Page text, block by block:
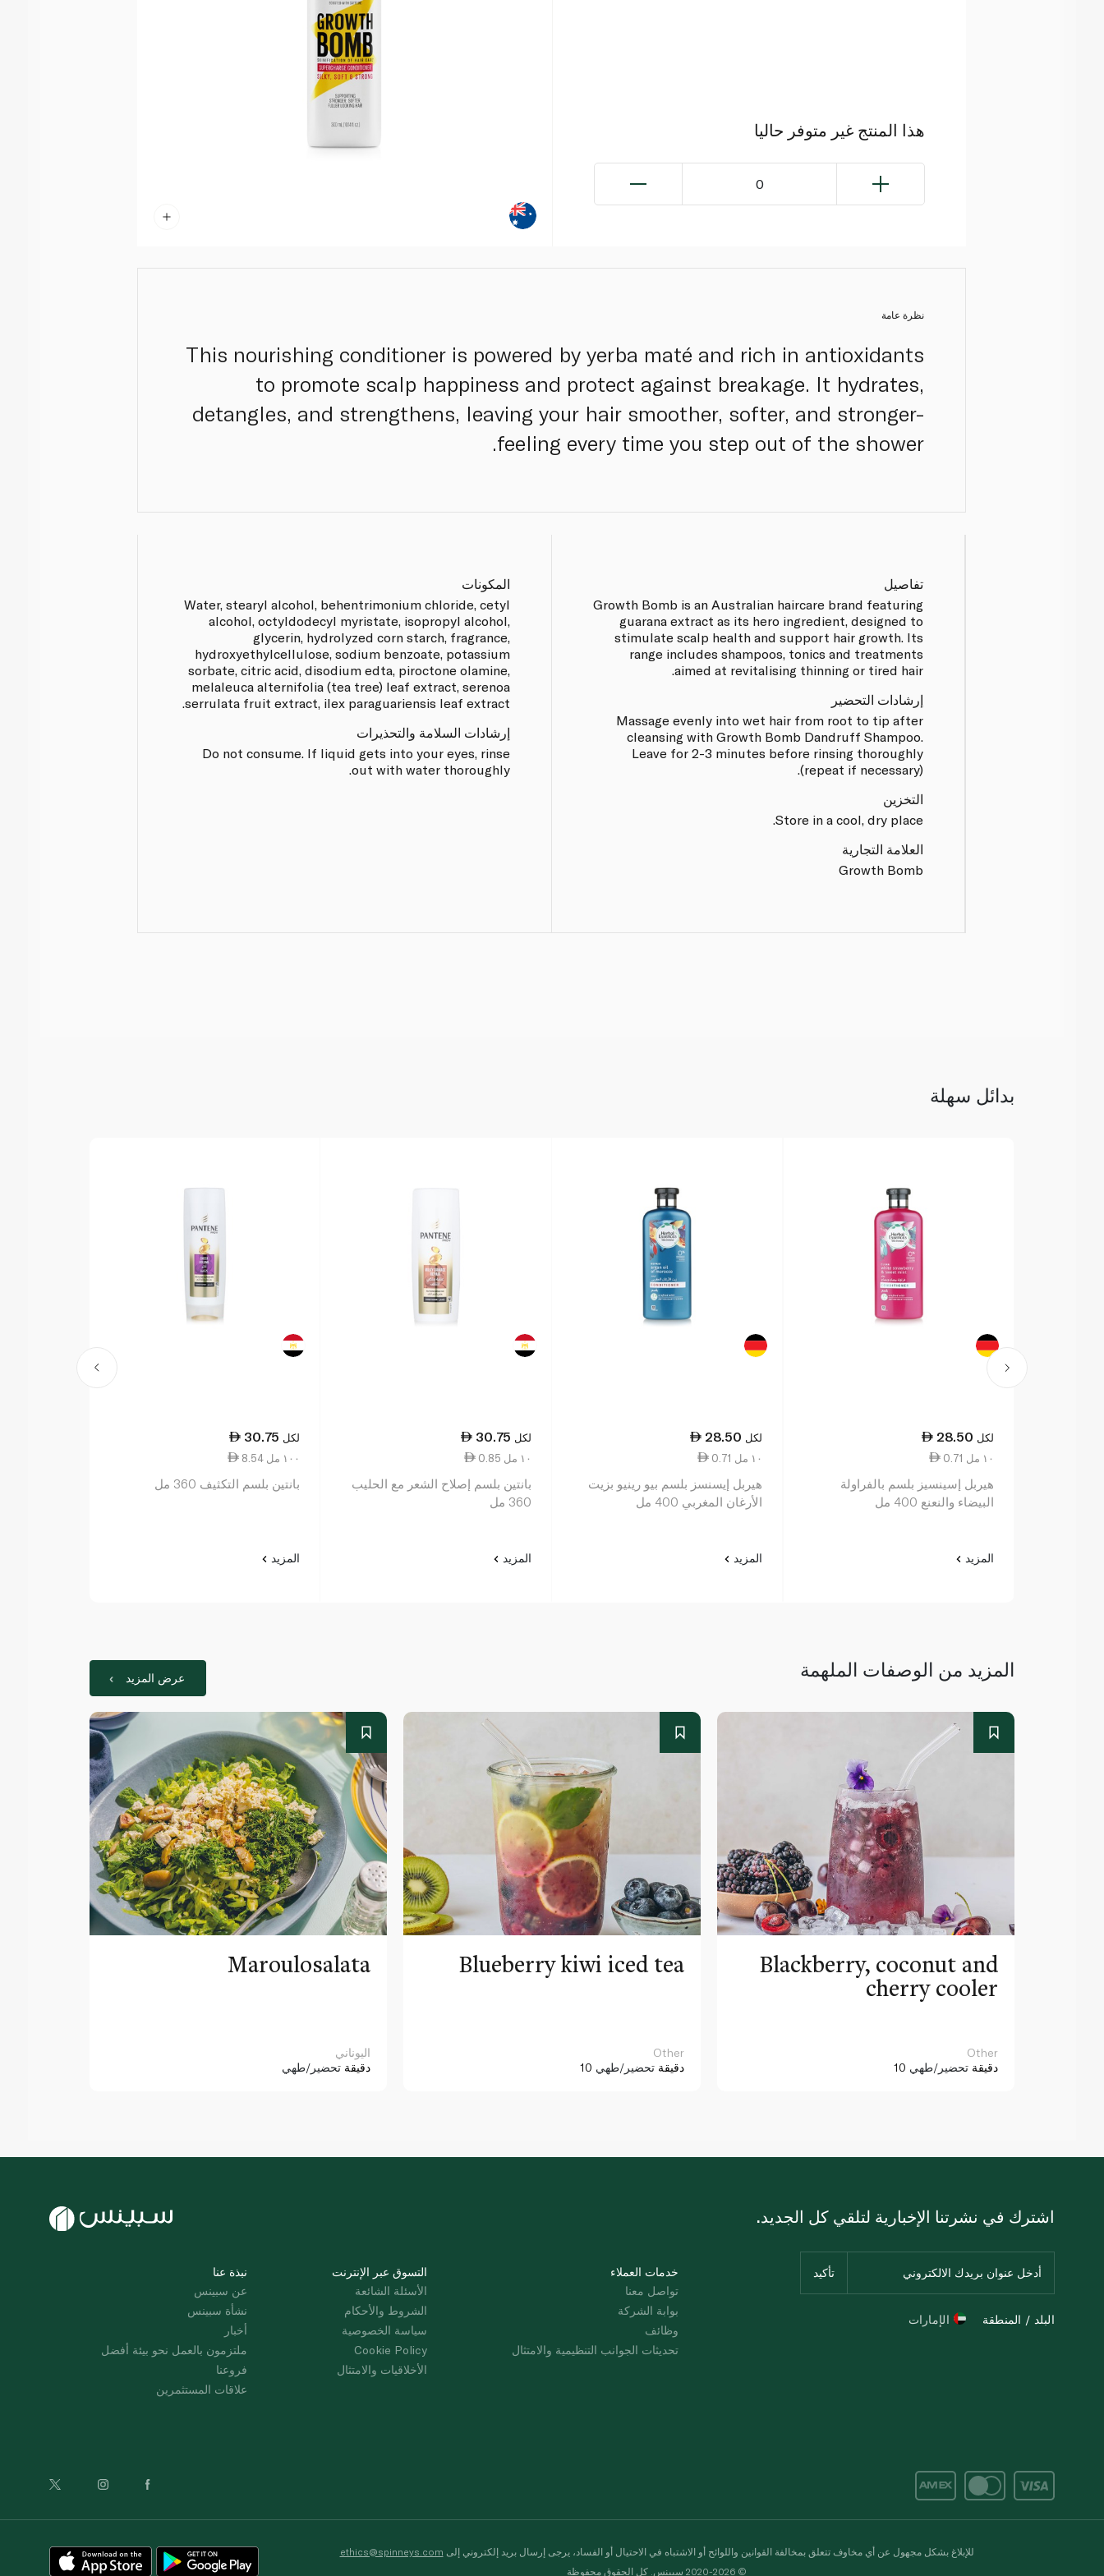
هذا المنتج غير متوفر حاليا
0
نظرة عامة
This nourishing conditioner is powered by yerba maté and rich in antioxidants
to promote scalp happiness and protect against breakage. It hydrates,
detangles, and strengthens, leaving your hair smoother, softer, and stronger-
feeling every time you step out of the shower.
تفاصيل
Growth Bomb is an Australian haircare brand featuring
guarana extract as its hero ingredient, designed to
stimulate scalp health and support hair growth. Its
range includes shampoos, tonics and treatments
aimed at revitalising thinning or tired hair.
إرشادات التحضير
Massage evenly into wet hair from root to tip after
cleansing with Growth Bomb Dandruff Shampoo.
Leave for 2-3 minutes before rinsing thoroughly
(repeat if necessary).
التخزين
Store in a cool, dry place.
العلامة التجارية
Growth Bomb
المكونات
Water, stearyl alcohol, behentrimonium chloride, cetyl
alcohol, octyldodecyl myristate, isopropyl alcohol,
glycerin, hydrolyzed corn starch, fragrance,
hydroxyethylcellulose, sodium benzoate, potassium
sorbate, citric acid, disodium edta, piroctone olamine,
melaleuca alternifolia (tea tree) leaf extract, serenoa
serrulata fruit extract, ilex paraguariensis leaf extract.
إرشادات السلامة والتحذيرات
Do not consume. If liquid gets into your eyes, rinse
out with water thoroughly.
بدائل سهلة
28.50 لكل
0.71 ١٠ مل
هيربل إسينسيز بلسم بالفراولة
البيضاء والنعنع 400 مل
المزيد
28.50 لكل
0.71 ١٠ مل
هيربل إيسنسز بلسم بيو رينيو بزيت
الأرغان المغربي 400 مل
المزيد
30.75 لكل
0.85 ١٠ مل
بانتين بلسم إصلاح الشعر مع الحليب
360 مل
المزيد
30.75 لكل
8.54 ١٠٠ مل
بانتين بلسم التكثيف 360 مل
المزيد
المزيد من الوصفات الملهمة عرض المزيد
Maroulosalata
اليوناني
دقيقة تحضير/طهي
Blueberry kiwi iced tea
Other
10 دقيقة تحضير/طهي
Blackberry, coconut and
cherry cooler
Other
10 دقيقة تحضير/طهي
نبذة عنا
عن سبينس
نشأة سبينس
أخبار
ملتزمون بالعمل نحو بيئة أفضل
فروعنا
علاقات المستثمرين
التسوق عبر الإنترنت
الأسئلة الشائعة
الشروط والأحكام
سياسة الخصوصية
Cookie Policy
الأخلاقيات والامتثال
خدمات العملاء
تواصل معنا
بوابة الشركة
وظائف
تحديثات الجوانب التنظيمية والامتثال
اشترك في نشرتنا الإخبارية لتلقي كل الجديد.
البلد / المنطقة الإمارات
للإبلاغ بشكل مجهول عن أي مخاوف تتعلق بمخالفة القوانين واللوائح أو الاشتباه في الاحتيال أو الفساد، يرجى إرسال بريد إلكتروني إلى ethics@spinneys.com
© 2020-2026 سبينس. كل الحقوق محفوظة